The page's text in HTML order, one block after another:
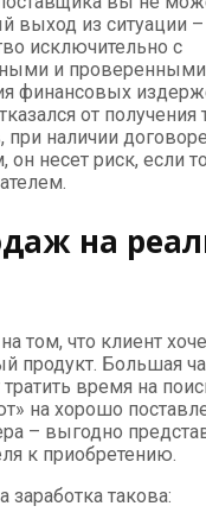
выход из ситуации –
исключительно с
и
финансовых
от получения
при наличии
он несет риск, если
на
том, что клиент
продукт. Большая
тратить время на
на хорошо
– выгодно
к приобретению.
заработка такова: